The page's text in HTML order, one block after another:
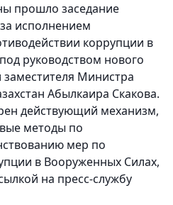
прошло заседание
исполнением
коррупции в
руководством нового
Министра
Абылкаира Скакова.
действующий механизм,
методы по
мер по
в Вооруженных Силах,
на пресс-службу